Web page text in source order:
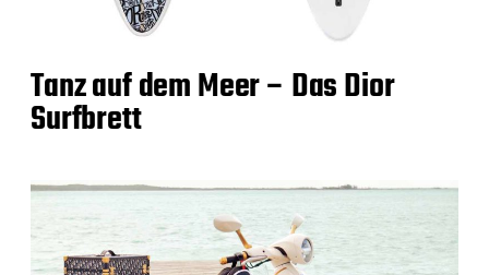
Tanz auf dem Meer – Das Dior
Surfbrett